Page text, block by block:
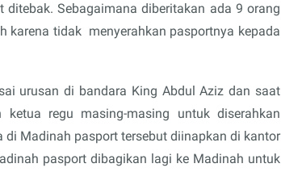
Sebagaimana diberitakan ada 9 orang
karena tidak menyerahkan pasportnya kepada
urusan di bandara King Abdul Aziz dan saat
regu masing-masing untuk diserahkan
Madinah pasport tersebut diinapkan di kantor
pasport dibagikan lagi ke Madinah untuk